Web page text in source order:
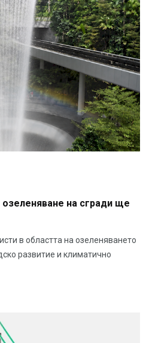
на сгради ще
в областта на озеленяването
развитие и климатично